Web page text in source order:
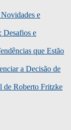
e
Desafios e
que Estão
a Decisão de
de Roberto Fritzke